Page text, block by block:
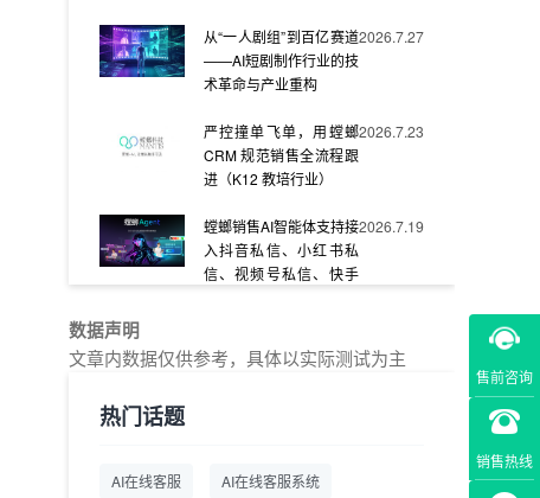
售前咨询
销售热线
从“一人剧组”到百亿赛道
——AI短剧制作行业的技
术革命与产业重构
2026.7.27
严控撞单飞单，用螳螂
CRM 规范销售全流程跟
进（K12 教培行业）
2026.7.23
螳螂销售AI智能体支持接
入抖音私信、小红书私
信、视频号私信、快手
2026.7.19
螳螂系统专为K12/职业
交：螳螂科技销售AI智能
数据声明
文章内数据仅供参考，具体以实际测试为主
热门话题
AI在线客服 AI在线客服系统